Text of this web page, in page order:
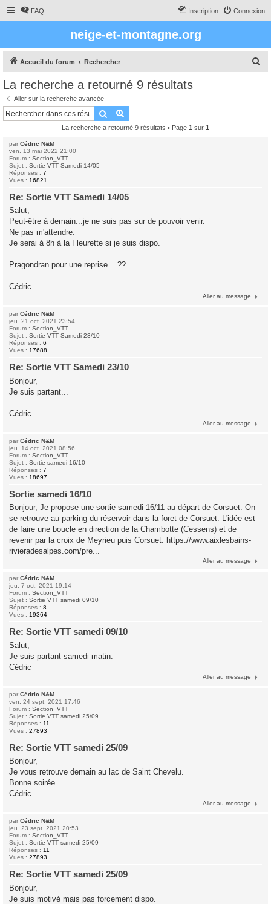
FAQ Connexion
Inscription
neige-et-montagne.org
Accueil du forum Rechercher
La recherche a retourné 9 résultats
Aller sur la recherche avancée
Rechercher
La recherche a retourné 9 résultats • Page 1 sur 1
par Cédric N&M
ven. 13 mai 2022 21:00
Forum : Section_VTT
Sujet : Sortie VTT Samedi 14/05
Réponses : 7
Vues : 16821
Re: Sortie VTT Samedi 14/05
Salut,
Peut-être à demain...je ne suis pas sur de pouvoir venir.
Ne pas m'attendre.
Je serai à 8h à la Fleurette si je suis dispo.
Pragondran pour une reprise....??
Cédric
Aller au message
par Cédric N&M
jeu. 21 oct. 2021 23:54
Forum : Section_VTT
Sujet : Sortie VTT Samedi 23/10
Réponses : 6
Vues : 17688
Re: Sortie VTT Samedi 23/10
Bonjour,
Je suis partant...
Cédric
Aller au message
par Cédric N&M
jeu. 14 oct. 2021 08:56
Forum : Section_VTT
Sujet : Sortie samedi 16/10
Réponses : 7
Vues : 18697
Sortie samedi 16/10
Bonjour, Je propose une sortie samedi 16/11 au départ de Corsuet. On
se retrouve au parking du réservoir dans la foret de Corsuet. L'idée est
de faire une boucle en direction de la Chambotte (Cessens) et de
revenir par la croix de Meyrieu puis Corsuet. https://www.aixlesbains-
rivieradesalpes.com/pre...
Aller au message
par Cédric N&M
jeu. 7 oct. 2021 19:14
Forum : Section_VTT
Sujet : Sortie VTT samedi 09/10
Réponses : 8
Vues : 19364
Re: Sortie VTT samedi 09/10
Salut,
Je suis partant samedi matin.
Cédric
Aller au message
par Cédric N&M
ven. 24 sept. 2021 17:46
Forum : Section_VTT
Sujet : Sortie VTT samedi 25/09
Réponses : 11
Vues : 27893
Re: Sortie VTT samedi 25/09
Bonjour,
Je vous retrouve demain au lac de Saint Chevelu.
Bonne soirée.
Cédric
Aller au message
par Cédric N&M
jeu. 23 sept. 2021 20:53
Forum : Section_VTT
Sujet : Sortie VTT samedi 25/09
Réponses : 11
Vues : 27893
Re: Sortie VTT samedi 25/09
Bonjour,
Je suis motivé mais pas forcement dispo.